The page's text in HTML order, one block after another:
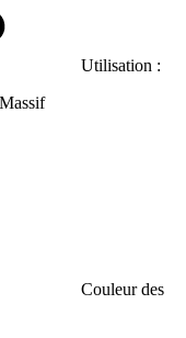
Utilisation :
Couleur des